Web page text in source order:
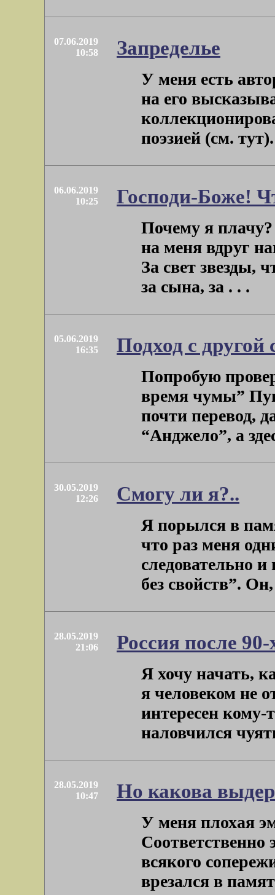
07.06.2019
10:58
Запределье
У меня есть
на его
поэзией (см.
06.06.2019
10:25
Господи-Боже!
Почему я
на меня вдруг
За свет звезды,
за сына, за . . .
05.06.2019
16:35
Подход с другой
Попробую
время чумы”
почти перевод,
“Анджело”, а
30.05.2019
12:26
Смогу ли я?..
Я порылся в
что раз меня
следовательно
без свойств”.
28.05.2019
21:06
Россия после
Я хочу начать,
я человеком не
интересен
наловчился
28.05.2019
10:47
Но какова
У меня плохая
Соответственно
всякого
врезался в